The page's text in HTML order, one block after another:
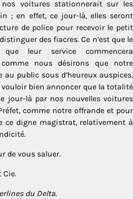
voitures stationnerait sur les
; en effet, ce jour-là, elles seront
de police pour recevoir le petit
des fiacres. Ce n’est que le
leur service commencera
nous désirons que notre
au public sous d’heureux auspices,
bien annoncer que la totalité
jour-là par nos nouvelles voitures
comme notre offrande et pour
ce digne magistrat, relativement à
de vous saluer.
Cie.
du Delta.